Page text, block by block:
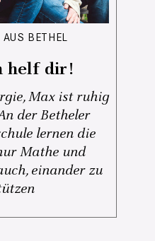
BETHEL
helf dir!
Max ist ruhig
der Betheler
lernen die
Mathe und
einander zu